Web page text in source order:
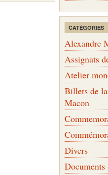
CATÉGORIES
Alexandre
Assignats
Atelier
Billets de
Macon
Divers
Documents